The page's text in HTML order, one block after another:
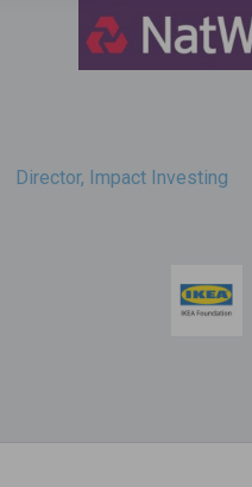
Director, Impact Investing
Impact consultant (manager)